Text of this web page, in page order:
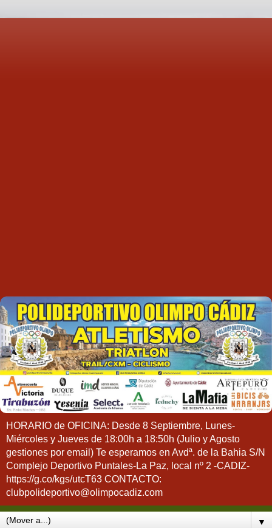
HORARIO de OFICINA: Desde 8 Septiembre, Lunes-
Miércoles y Jueves de 18:00h a 18:50h (Julio y Agosto
gestiones por email) Te esperamos en Avdª. de la Bahia S/N
Complejo Deportivo Puntales-La Paz, local nº 2 -CADIZ-
https://g.co/kgs/utcT63 CONTACTO:
clubpolideportivo@olimpocadiz.com
▼